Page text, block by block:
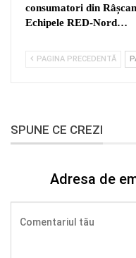
consumatori din
Echipele RED-Nord…
PAGINA PRECEDENTĂ
SPUNE CE CREZI
Adresa de